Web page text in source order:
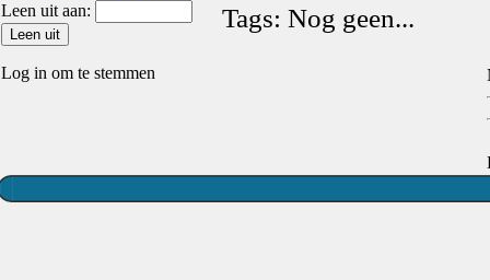
Leen uit aan:
Log in om te stemmen
Tags: Nog geen...